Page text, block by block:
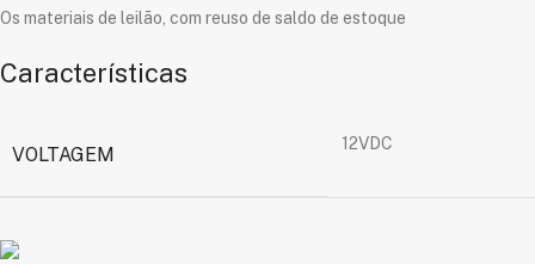
Os materiais de leilão, com reuso de saldo de estoque
Características
VOLTAGEM 12VDC